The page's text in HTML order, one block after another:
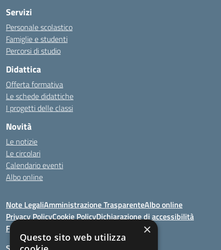
Servizi
Personale scolastico
Famiglie e studenti
Percorsi di studio
Didattica
Offerta formativa
Le schede didattiche
I progetti delle classi
Novità
Le notizie
Le circolari
Calendario eventi
Albo online
Note LegaliAmministrazione TrasparenteAlbo online
Privacy PolicyCookie PolicyDichiarazione di accessibilità
Feedback
×
Questo sito web utilizza